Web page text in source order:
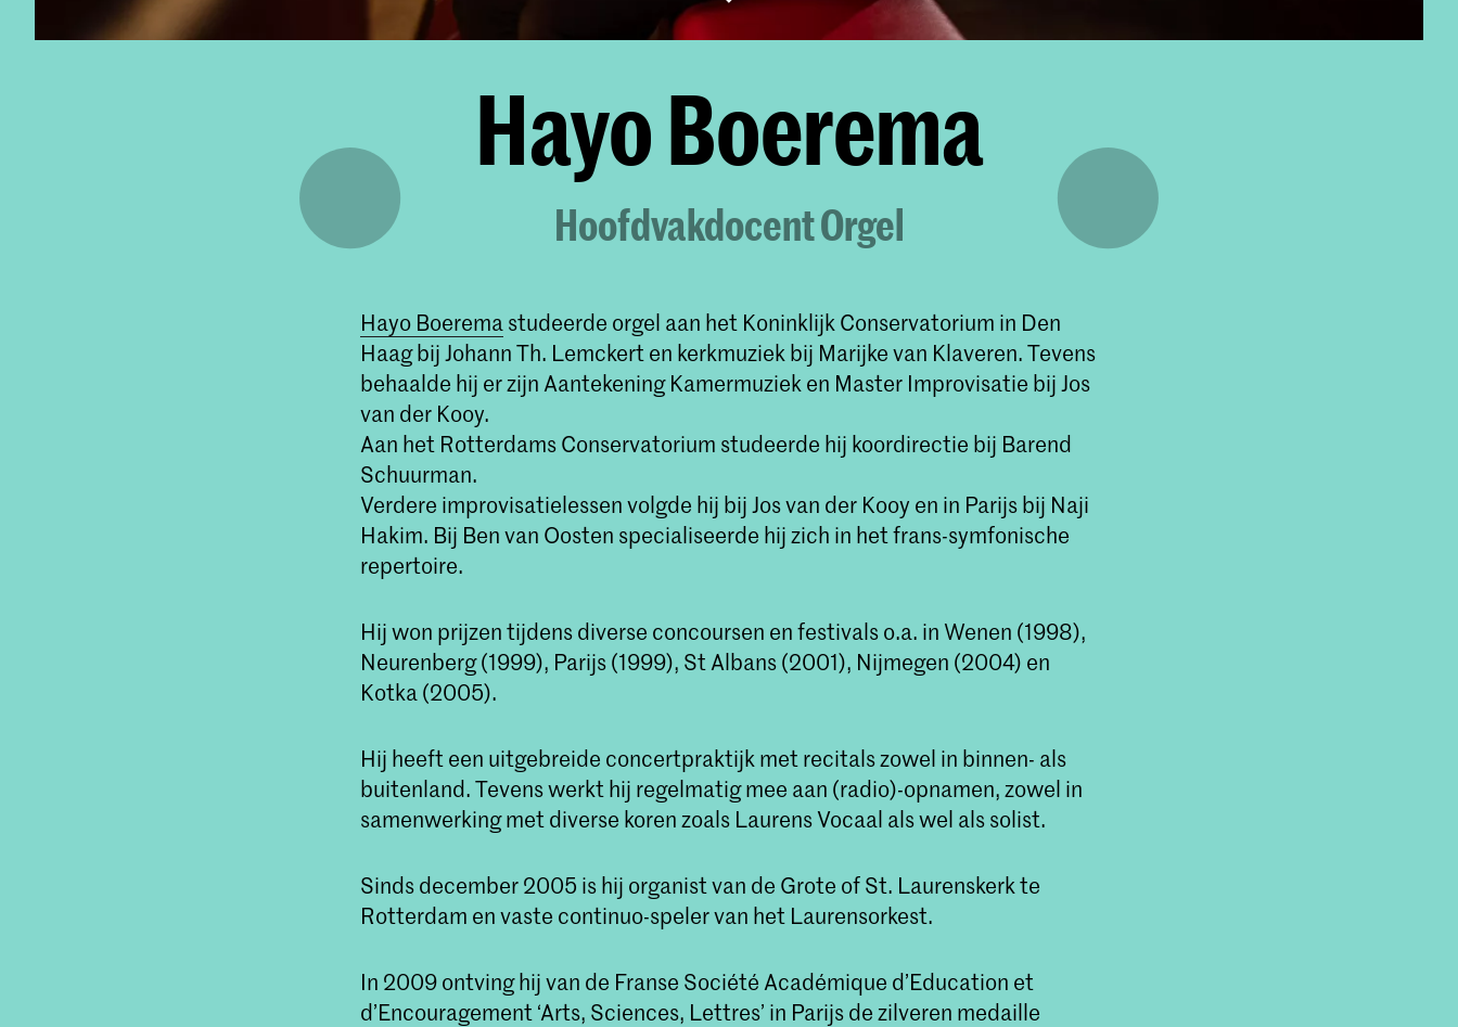
Hayo Boerema
Hoofdvakdocent Orgel
Hayo Boerema studeerde orgel aan het Koninklijk Conservatorium in Den
Haag bij Johann Th. Lemckert en kerkmuziek bij Marijke van Klaveren. Tevens
behaalde hij er zijn Aantekening Kamermuziek en Master Improvisatie bij Jos
van der Kooy.
Aan het Rotterdams Conservatorium studeerde hij koordirectie bij Barend
Schuurman.
Verdere improvisatielessen volgde hij bij Jos van der Kooy en in Parijs bij Naji
Hakim. Bij Ben van Oosten specialiseerde hij zich in het frans-symfonische
repertoire.
Hij won prijzen tijdens diverse concoursen en festivals o.a. in Wenen (1998),
Neurenberg (1999), Parijs (1999), St Albans (2001), Nijmegen (2004) en
Kotka (2005).
Hij heeft een uitgebreide concertpraktijk met recitals zowel in binnen- als
buitenland. Tevens werkt hij regelmatig mee aan (radio)-opnamen, zowel in
samenwerking met diverse koren zoals Laurens Vocaal als wel als solist.
Sinds december 2005 is hij organist van de Grote of St. Laurenskerk te
Rotterdam en vaste continuo-speler van het Laurensorkest.
In 2009 ontving hij van de Franse Société Académique d’Education et
d’Encouragement ‘Arts, Sciences, Lettres’ in Parijs de zilveren medaille